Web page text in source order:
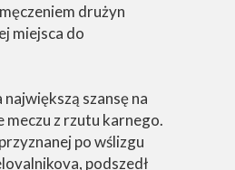
drużyn
miejsca do
szansę na
z rzutu karnego.
po wślizgu
podszedł